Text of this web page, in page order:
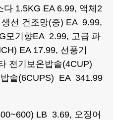
1.5KG EA 6.99, 액체2
선 건조망(중) EA 9.99,
모기향EA 2.99, 고급 파
EA 17.99, 선풍기
전기보온밥솥(4CUP)
솥(6CUPS) EA 341.99
LB 3.69, 오징어